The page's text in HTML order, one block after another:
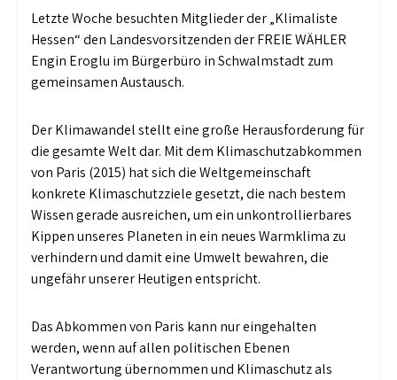
Letzte Woche besuchten Mitglieder der „Klimaliste
Hessen“ den Landesvorsitzenden der FREIE WÄHLER
Engin Eroglu im Bürgerbüro in Schwalmstadt zum
gemeinsamen Austausch.
Der Klimawandel stellt eine große Herausforderung für
die gesamte Welt dar. Mit dem Klimaschutzabkommen
von Paris (2015) hat sich die Weltgemeinschaft
konkrete Klimaschutzziele gesetzt, die nach bestem
Wissen gerade ausreichen, um ein unkontrollierbares
Kippen unseres Planeten in ein neues Warmklima zu
verhindern und damit eine Umwelt bewahren, die
ungefähr unserer Heutigen entspricht.
Das Abkommen von Paris kann nur eingehalten
werden, wenn auf allen politischen Ebenen
Verantwortung übernommen und Klimaschutz als